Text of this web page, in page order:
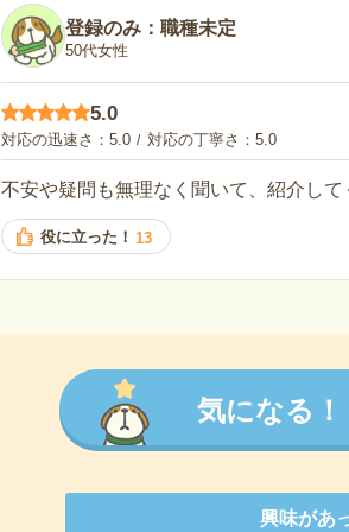
登録のみ：職種未定
50代女性
5.0
対応の迅速さ 5.0 対応の丁寧さ 5.0
不安や疑問も無理なく聞いて、紹介して
役に立った！ 13
気になる！
興味があ